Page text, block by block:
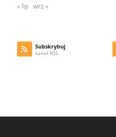
« lip wrz »
Subskrybuj
kanał RSS